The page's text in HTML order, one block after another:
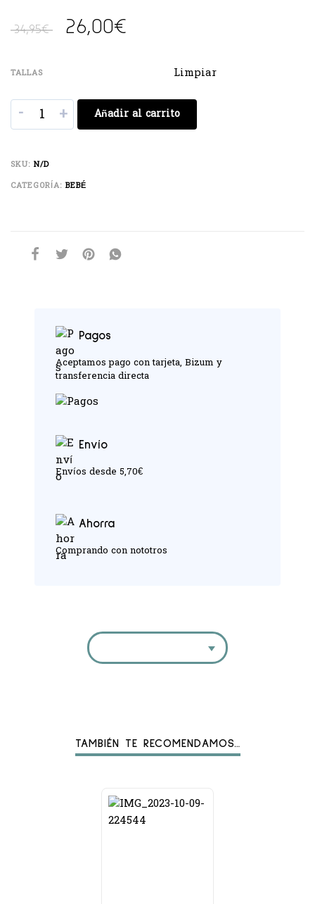
34,95€ 26,00€
TALLAS Limpiar
- + Añadir al carrito
SKU: N/D
CATEGORÍA: BEBÉ
Pagos
Aceptamos pago con tarjeta, Bizum y
transferencia directa
Envío
Envíos desde 5,70€
Ahorra
Comprando con nototros
TAMBIÉN TE RECOMENDAMOS…